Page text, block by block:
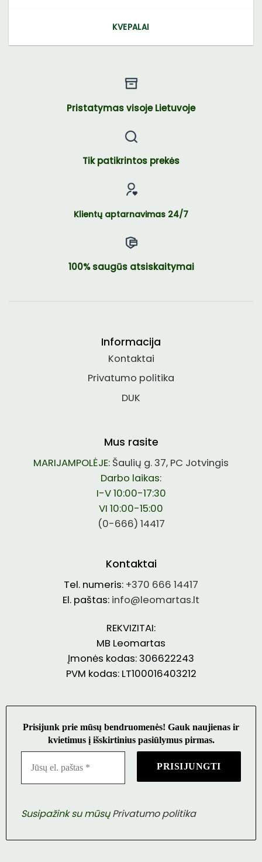
KVEPALAI
Pristatymas visoje Lietuvoje
Tik patikrintos prekės
Klientų aptarnavimas 24/7
100% saugūs atsiskaitymai
Informacija
Kontaktai
Privatumo politika
DUK
Mus rasite
MARIJAMPOLĖJE: Šaulių g. 37, PC Jotvingis
Darbo laikas:
I-V 10:00-17:30
VI 10:00-15:00
(0-666) 14417
Kontaktai
Tel. numeris: +370 666 14417
El. paštas: info@leomartas.lt
REKVIZITAI:
MB Leomartas
Įmonės kodas: 306622243
PVM kodas: LT100016403212
Prisijunk prie mūsų bendruomenės! Gauk naujienas ir
kvietimus į išskirtinius pasiūlymus pirmas.
Susipažink su mūsųPrivatumo politika